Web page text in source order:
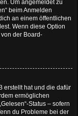
Um angemeldet zu
beim Anmelden
an einem öffentlichen
Wenn diese Option
der Board-
erstellt hat und die dafür
ermöglichen
Status – sofern
du Probleme bei der